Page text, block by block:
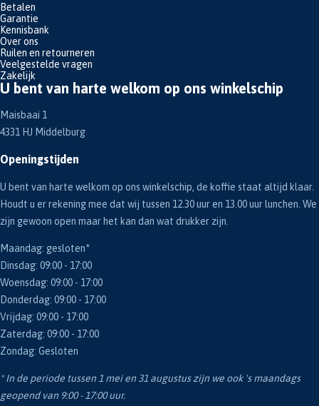
Betalen
Garantie
Kennisbank
Over ons
Ruilen en retourneren
Veelgestelde vragen
Zakelijk
U bent van harte welkom op ons winkelschip
Maisbaai 1
4331 HJ Middelburg
Openingstijden
U bent van harte welkom op ons winkelschip, de koffie staat altijd klaar.
Houdt u er rekening mee dat wij tussen 12.30 uur en 13.00 uur lunchen. We
zijn gewoon open maar het kan dan wat drukker zijn.
Maandag: gesloten*
Dinsdag: 09:00 - 17:00
Woensdag: 09:00 - 17:00
Donderdag: 09:00 - 17:00
Vrijdag: 09:00 - 17:00
Zaterdag: 09:00 - 17:00
Zondag: Gesloten
* In de periode tussen 1 mei en 31 augustus zijn we ook 's maandags
geopend van 9:00 - 17:00 uur.